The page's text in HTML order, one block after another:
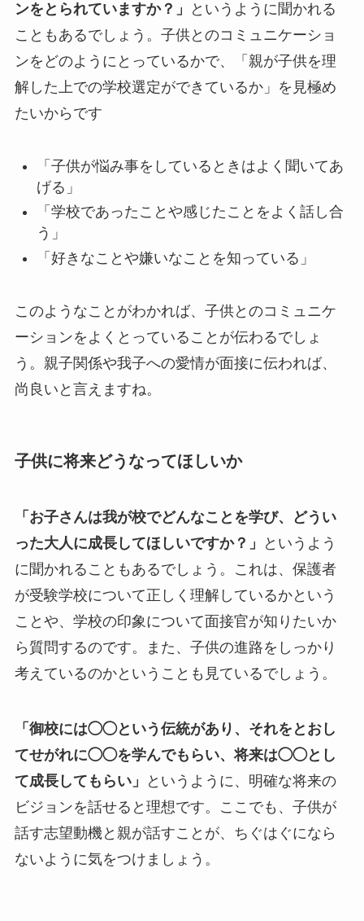
ンをとられていますか？」
というように聞かれる
こともあるでしょう。子供とのコミュニケーショ
ンをどのようにとっているかで、「親が子供を理
解した上での学校選定ができているか」を見極め
たいからです
「子供が悩み事をしているときはよく聞いてあ
げる」
「学校であったことや感じたことをよく話し合
う」
「好きなことや嫌いなことを知っている」
このようなことがわかれば、子供とのコミュニケ
ーションをよくとっていることが伝わるでしょ
う。親子関係や我子への愛情が面接に伝われば、
尚良いと言えますね。
子供に将来どうなってほしいか
「お子さんは我が校でどんなことを学び、どうい
った大人に成長してほしいですか？」
というよう
に聞かれることもあるでしょう。これは、保護者
が受験学校について正しく理解しているかという
ことや、学校の印象について面接官が知りたいか
ら質問するのです。また、子供の進路をしっかり
考えているのかということも見ているでしょう。
「御校には◯◯という伝統があり、それをとおし
てせがれに◯◯を学んでもらい、将来は◯◯とし
て成長してもらい」
というように、明確な将来の
ビジョンを話せると理想です。ここでも、子供が
話す志望動機と親が話すことが、ちぐはぐになら
ないように気をつけましょう。